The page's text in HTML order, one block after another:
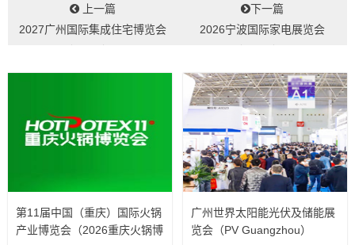
上一篇
2027广州国际集成住宅博览会
下一篇
2026宁波国际家电展览会
第11届中国（重庆）国际火锅
产业博览会（2026重庆火锅博
广州世界太阳能光伏及储能展
览会（PV Guangzhou）